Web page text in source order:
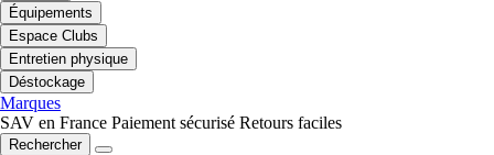
Équipements
Espace Clubs
Entretien physique
Déstockage
Marques
SAV en France Paiement sécurisé Retours faciles
Rechercher